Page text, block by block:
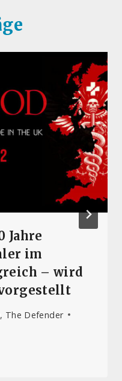
Jahre
im
– wird
vorgestellt
The Defender